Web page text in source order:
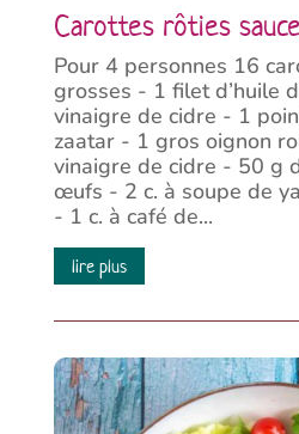
Carottes rôties
Pour 4 personnes 16
grosses - 1 filet d’huile
vinaigre de cidre - 1
zaatar - 1 gros oignon
vinaigre de cidre - 50 g
œufs - 2 c. à soupe de
- 1 c. à café de...
lire plus